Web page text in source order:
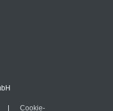
Cookie-